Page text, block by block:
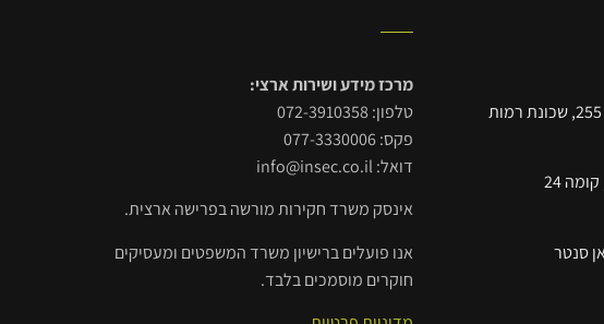
מרכז מידע ושירות ארצי:
טלפון: 072-3910358
פקס: 077-3330006
דואל: info@insec.co.il
אינסק משרד חקירות מורשה בפרישה ארצית.
אנו פועלים ברישיון משרד המשפטים ומעסיקים
חוקרים מוסמכים בלבד.